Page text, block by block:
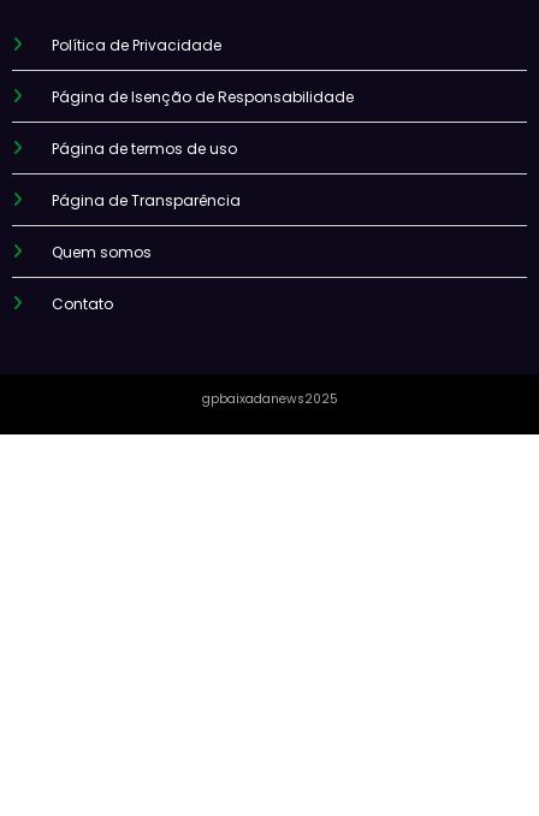
Política de Privacidade
Página de Isenção de Responsabilidade
Página de termos de uso
Página de Transparência
Quem somos
Contato
gpbaixadanews2025